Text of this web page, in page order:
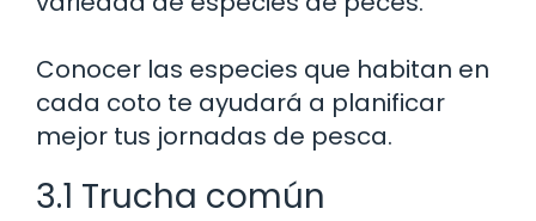
Conocer las especies que habitan en
cada coto te ayudará a planificar
mejor tus jornadas de pesca.
3.1 Trucha común